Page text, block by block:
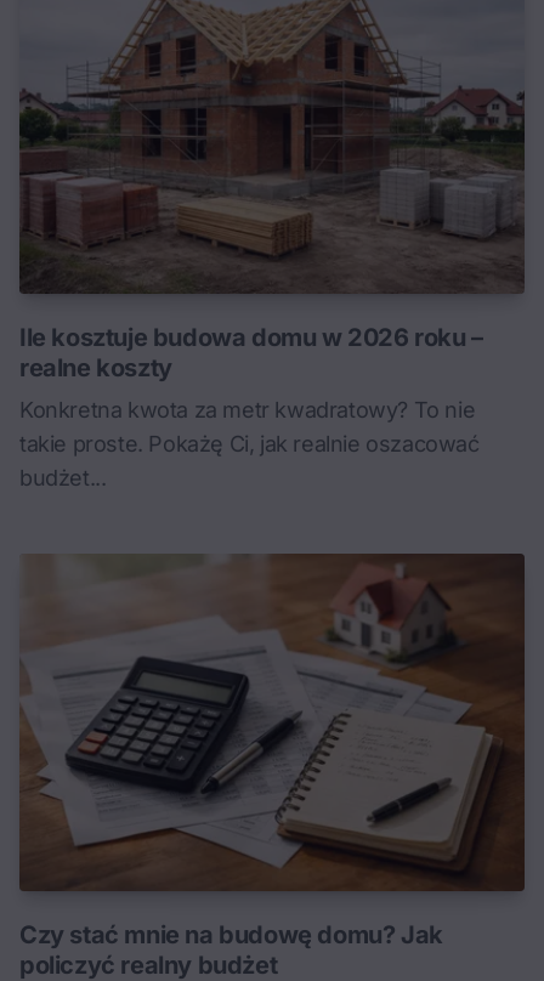
Ile kosztuje budowa domu w 2026 roku –
realne koszty
Konkretna kwota za metr kwadratowy? To nie
takie proste. Pokażę Ci, jak realnie oszacować
budżet...
Czy stać mnie na budowę domu? Jak
policzyć realny budżet